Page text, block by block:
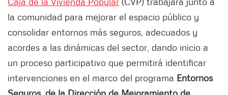
la comunidad para mejorar el espacio público y
consolidar entornos más seguros, adecuados y
acordes a las dinámicas del sector, dando inicio a
un proceso participativo que permitirá identificar
intervenciones en el marco del programa Entornos